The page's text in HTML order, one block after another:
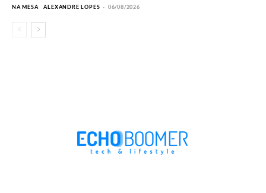
NA MESA ALEXANDRE LOPES - 06/08/2026